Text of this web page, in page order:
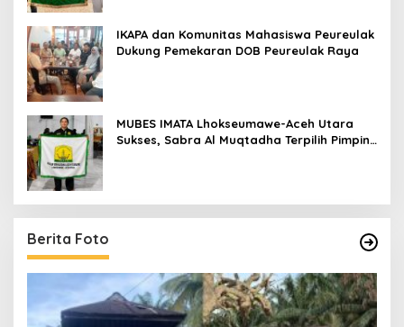
IKAPA dan Komunitas Mahasiswa Peureulak
Dukung Pemekaran DOB Peureulak Raya
MUBES IMATA Lhokseumawe-Aceh Utara
Sukses, Sabra Al Muqtadha Terpilih Pimpin
Berita Foto